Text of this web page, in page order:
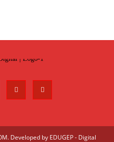
Developed by EDUGEP - Digital